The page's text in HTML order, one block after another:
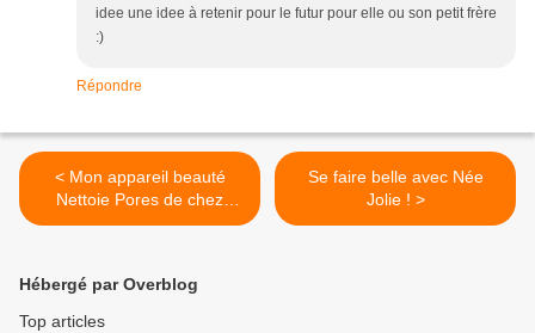
idee une idee à retenir pour le futur pour elle ou son petit frère
:)
Répondre
< Mon appareil beauté
Nettoie Pores de chez
Home beauty Sense
Se faire belle avec Née
Jolie ! >
Hébergé par Overblog
Top articles